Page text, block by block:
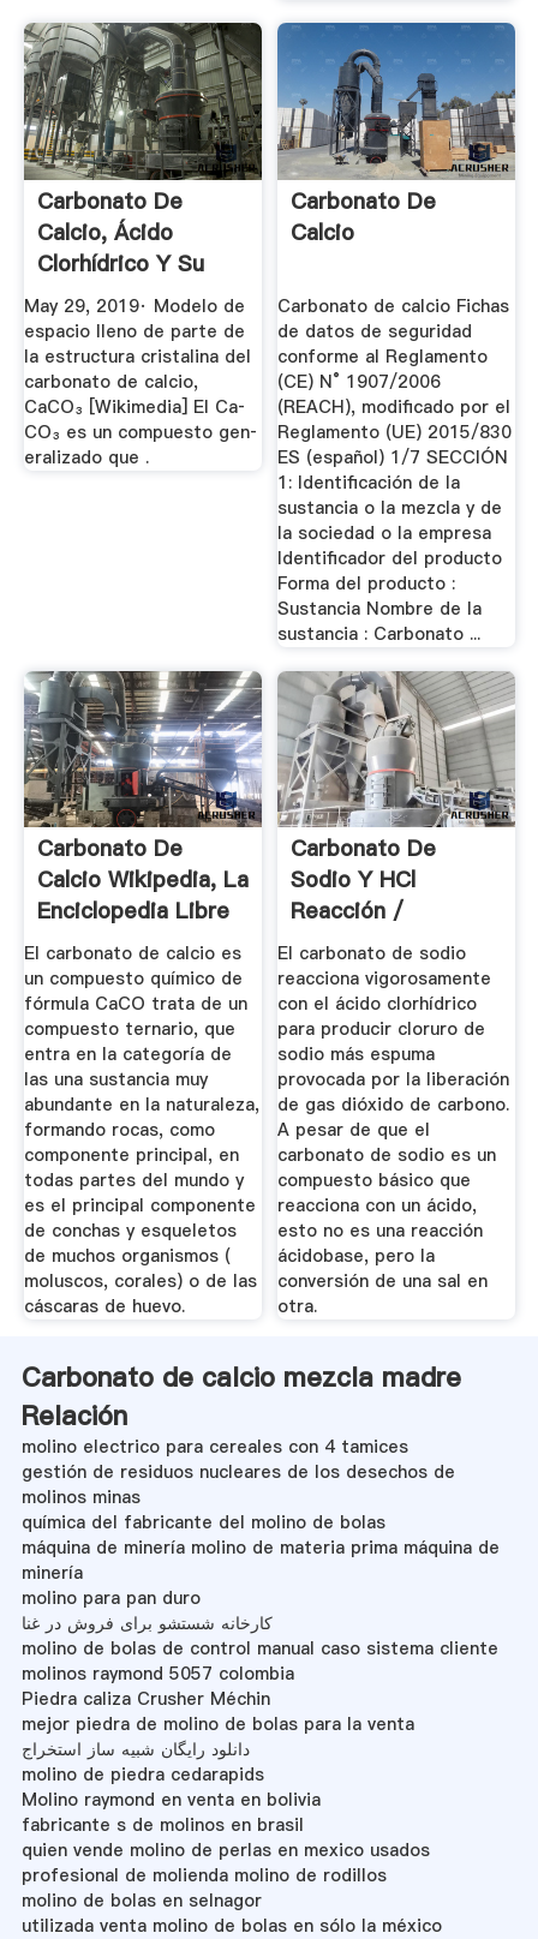
Carbonato De
Calcio, Ácido
Clorhídrico Y Su
Interacción
May 29, 2019· Modelo de
espacio lleno de parte de
la estructura cristalina del
carbonato de calcio,
CaCO₃ [Wikimedia] El Ca­
CO₃ es un com­puesto gen­
er­al­iza­do que .
Carbonato De
Calcio
Carbonato de calcio Fichas
de datos de seguridad
conforme al Reglamento
(CE) N° 1907/2006
(REACH), modificado por el
Reglamento (UE) 2015/830
ES (español) 1/7 SECCIÓN
1: Identificación de la
sustancia o la mezcla y de
la sociedad o la empresa
Identificador del producto
Forma del producto :
Sustancia Nombre de la
sustancia : Carbonato ...
Carbonato De
Calcio Wikipedia, La
Enciclopedia Libre
El carbonato de calcio es
un compuesto químico de
fórmula CaCO trata de un
compuesto ternario, que
entra en la categoría de
las una sustancia muy
abundante en la naturaleza,
formando rocas, como
componente principal, en
todas partes del mundo y
es el principal componente
de conchas y esqueletos
de muchos organismos (
moluscos, corales) o de las
cáscaras de huevo.
Carbonato De
Sodio Y HCl
Reacción /
El carbonato de sodio
reacciona vigorosamente
con el ácido clorhídrico
para producir cloruro de
sodio más espuma
provocada por la liberación
de gas dióxido de carbono.
A pesar de que el
carbonato de sodio es un
compuesto básico que
reacciona con un ácido,
esto no es una reacción
ácidobase, pero la
conversión de una sal en
otra.
Carbonato de calcio mezcla madre
Relación
molino electrico para cereales con 4 tamices
gestión de residuos nucleares de los desechos de
molinos minas
química del fabricante del molino de bolas
máquina de minería molino de materia prima máquina de
minería
molino para pan duro
کارخانه شستشو برای فروش در غنا
molino de bolas de control manual caso sistema cliente
molinos raymond 5057 colombia
Piedra caliza Crusher Méchin
mejor piedra de molino de bolas para la venta
دانلود رایگان شبیه ساز استخراج
molino de piedra cedarapids
Molino raymond en venta en bolivia
fabricante s de molinos en brasil
quien vende molino de perlas en mexico usados
profesional de molienda molino de rodillos
molino de bolas en selnagor
utilizada venta molino de bolas en sólo la méxico